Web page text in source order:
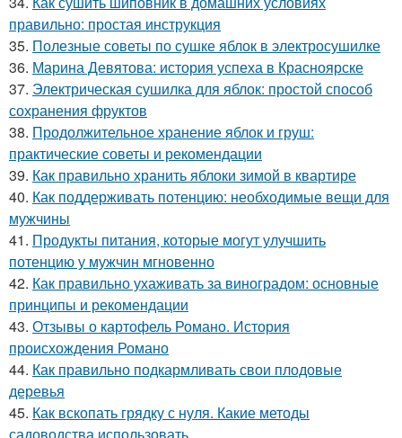
правильно: простая инструкция
35. Полезные советы по сушке яблок в электросушилке
36. Марина Девятова: история успеха в Красноярске
37. Электрическая сушилка для яблок: простой способ
сохранения фруктов
38. Продолжительное хранение яблок и груш:
практические советы и рекомендации
39. Как правильно хранить яблоки зимой в квартире
40. Как поддерживать потенцию: необходимые вещи для
мужчины
41. Продукты питания, которые могут улучшить
потенцию у мужчин мгновенно
42. Как правильно ухаживать за виноградом: основные
принципы и рекомендации
43. Отзывы о картофель Романо. История
происхождения Романо
44. Как правильно подкармливать свои плодовые
деревья
45. Как вскопать грядку с нуля. Какие методы
садоводства использовать